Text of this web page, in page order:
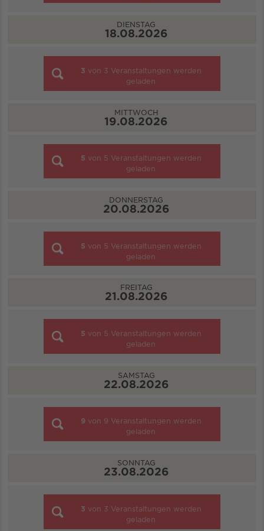
DIENSTAG
18.08.2026
3 von 3 Veranstaltungen werden
geladen
MITTWOCH
19.08.2026
5 von 5 Veranstaltungen werden
geladen
DONNERSTAG
20.08.2026
5 von 5 Veranstaltungen werden
geladen
FREITAG
21.08.2026
5 von 5 Veranstaltungen werden
geladen
SAMSTAG
22.08.2026
9 von 9 Veranstaltungen werden
geladen
SONNTAG
23.08.2026
3 von 3 Veranstaltungen werden
geladen